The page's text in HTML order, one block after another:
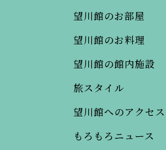
望川館のお部屋
望川館のお料理
望川館の館内施設
旅スタイル
望川館へのアクセス
もろもろニュース